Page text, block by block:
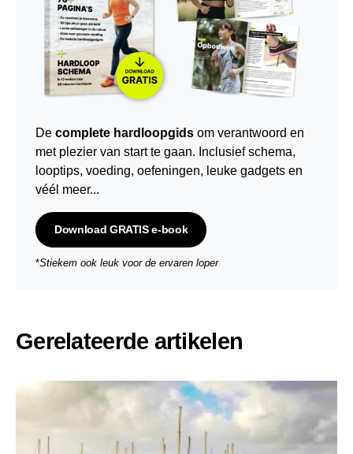
De complete hardloopgids om verantwoord en
met plezier van start te gaan. Inclusief schema,
looptips, voeding, oefeningen, leuke gadgets en
véél meer...
Download GRATIS e-book
*Stiekem ook leuk voor de ervaren loper
Gerelateerde artikelen